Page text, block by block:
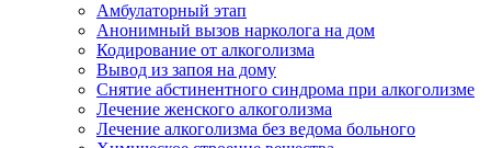
Амбулаторный этап
Анонимный вызов нарколога на дом
Кодирование от алкоголизма
Вывод из запоя на дому
Снятие абстинентного синдрома при алкоголизме
Лечение женского алкоголизма
Лечение алкоголизма без ведома больного